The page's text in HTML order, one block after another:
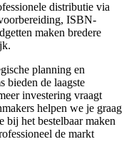
distributie via
ISBN-
maken bredere
planning en
bieden de laagste
investering vraagt
helpen we je graag
bij het bestelbaar maken
de markt